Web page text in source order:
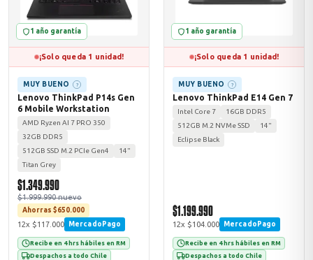
1 año garantía
¡Solo queda 1 unidad!
MUY BUENO ?
Lenovo ThinkPad P14s Gen
6 Mobile Workstation
AMD Ryzen AI 7 PRO 350
32GB DDR5
512GB SSD M.2 PCIe Gen4
14"
Titan Grey
$1.349.990
$1.999.990 nuevo
Ahorras $650.000
12x $117.000 MercadoPago
Recibe en 4 hrs hábiles en RM
Despachos a todo Chile
1 año garantía
¡Solo queda 1 unidad!
MUY BUENO ?
Lenovo ThinkPad E14 Gen 7
Intel Core 7
16GB DDR5
512GB M.2 NVMe SSD
14"
Eclipse Black
$1.199.990
12x $104.000 MercadoPago
Recibe en 4 hrs hábiles en RM
Despachos a todo Chile